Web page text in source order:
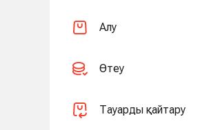
Алу
Өтеу
Тауарды қайтару